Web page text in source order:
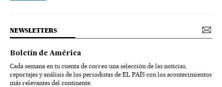
NEWSLETTERS
Boletín de América
Cada semana en tu cuenta de correo una selección de las noticias,
reportajes y análisis de los periodistas de EL PAÍS con los acontecimientos
más relevantes del continente.